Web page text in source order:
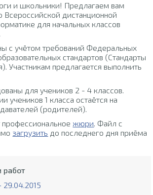
и школьники! Предлагаем вам
Всероссийской дистанционной
для начальных классов
с учётом требований Федеральных
стандартов (Стандарты
Участникам предлагается выполнить
для учеников 2 - 4 классов.
учеников 1 класса остаётся на
(родителей).
жюри. Файл с
загрузить до последнего дня приёма
работ
29.04.2015